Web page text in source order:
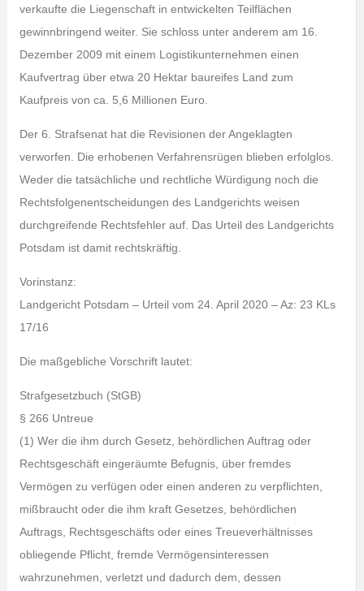
verkaufte die Liegenschaft in entwickelten Teilflächen
gewinnbringend weiter. Sie schloss unter anderem am 16.
Dezember 2009 mit einem Logistikunternehmen einen
Kaufvertrag über etwa 20 Hektar baureifes Land zum
Kaufpreis von ca. 5,6 Millionen Euro.
Der 6. Strafsenat hat die Revisionen der Angeklagten
verworfen. Die erhobenen Verfahrensrügen blieben erfolglos.
Weder die tatsächliche und rechtliche Würdigung noch die
Rechtsfolgenentscheidungen des Landgerichts weisen
durchgreifende Rechtsfehler auf. Das Urteil des Landgerichts
Potsdam ist damit rechtskräftig.
Vorinstanz:
Landgericht Potsdam – Urteil vom 24. April 2020 – Az: 23 KLs
17/16
Die maßgebliche Vorschrift lautet:
Strafgesetzbuch (StGB)
§ 266 Untreue
(1) Wer die ihm durch Gesetz, behördlichen Auftrag oder
Rechtsgeschäft eingeräumte Befugnis, über fremdes
Vermögen zu verfügen oder einen anderen zu verpflichten,
mißbraucht oder die ihm kraft Gesetzes, behördlichen
Auftrags, Rechtsgeschäfts oder eines Treueverhältnisses
obliegende Pflicht, fremde Vermögensinteressen
wahrzunehmen, verletzt und dadurch dem, dessen